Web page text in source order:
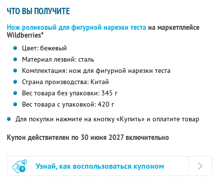
ЧТО ВЫ ПОЛУЧИТЕ
Нож роликовый для фигурной нарезки теста на маркетплейсе
Wildberries*
Цвет: бежевый
Материал лезвий: сталь
Комплектация: нож для фигурной нарезки теста
Страна производства: Китай
Вес товара без упаковки: 345 г
Вес товара с упаковкой: 420 г
Для покупки нажмите на кнопку «Купить» и оплатите товар
Купон действителен по 30 июня 2027 включительно
Узнай, как воспользоваться купоном